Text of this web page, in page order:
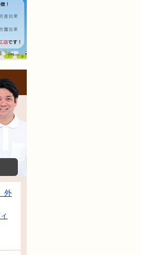
敗しない方法をすべてお伝え
外相談・ご質問・無